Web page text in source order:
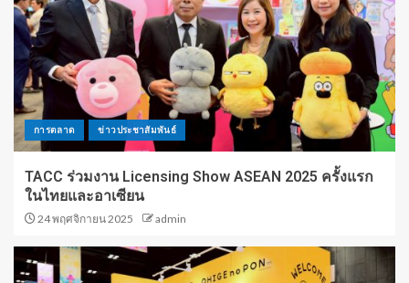
การตลาด ข่าวประชาสัมพันธ์
TACC ร่วมงาน Licensing Show ASEAN 2025 ครั้งแรก
ในไทยและอาเซียน
24 พฤศจิกายน 2025 admin